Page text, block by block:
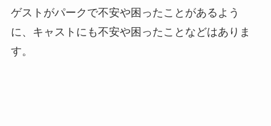
ゲストがパークで不安や困ったことがあるよう
に、キャストにも不安や困ったことなどはありま
す。